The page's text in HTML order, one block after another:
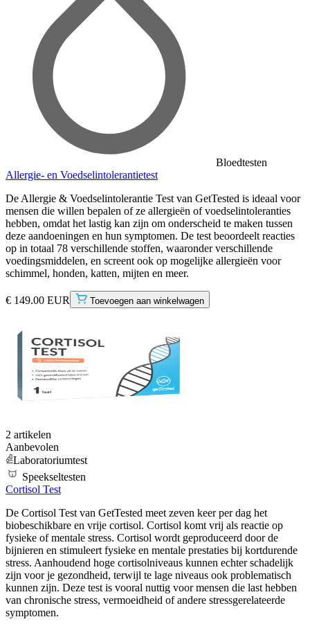
Bloedtesten
Allergie- en Voedselintolerantietest
De Allergie & Voedselintolerantie Test van GetTested is ideaal voor
mensen die willen bepalen of ze allergieën of voedselintoleranties
hebben, omdat het lastig kan zijn om onderscheid te maken tussen
deze aandoeningen en hun symptomen. De test beoordeelt reacties
op in totaal 78 verschillende stoffen, waaronder verschillende
voedingsmiddelen, en screent ook op mogelijke allergieën voor
schimmel, honden, katten, mijten en meer.
€ 149.00 EUR Toevoegen aan winkelwagen
2 artikelen
Aanbevolen
Laboratoriumtest
Speekseltesten
Cortisol Test
De Cortisol Test van GetTested meet zeven keer per dag het
biobeschikbare en vrije cortisol. Cortisol komt vrij als reactie op
fysieke of mentale stress. Cortisol wordt geproduceerd door de
bijnieren en stimuleert fysieke en mentale prestaties bij kortdurende
stress. Aanhoudend hoge cortisolniveaus kunnen echter schadelijk
zijn voor je gezondheid, terwijl te lage niveaus ook problematisch
kunnen zijn. Deze test is vooral nuttig voor mensen die last hebben
van chronische stress, vermoeidheid of andere stressgerelateerde
symptomen.